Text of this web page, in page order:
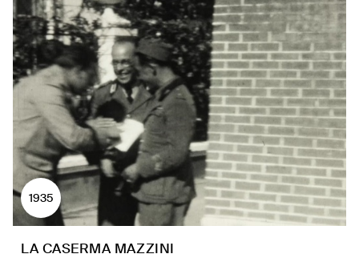
1935
LA CASERMA MAZZINI